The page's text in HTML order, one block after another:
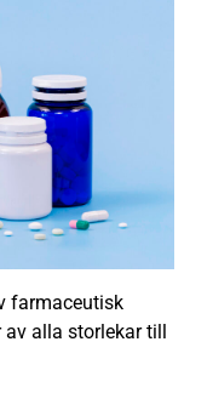
farmaceutisk
alla storlekar till